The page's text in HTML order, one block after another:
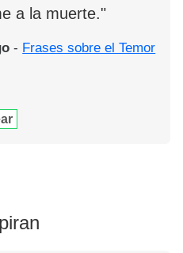
a la muerte."
- Frases sobre el Temor